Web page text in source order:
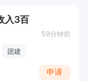
入3百
59分钟前
团建
申请